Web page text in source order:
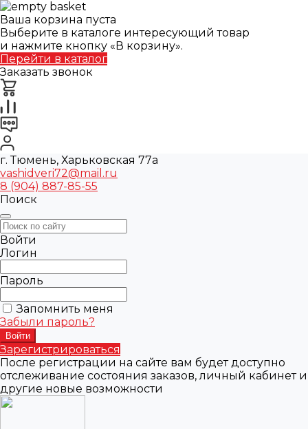
Ваша корзина пуста
Выберите в каталоге интересующий товар
и нажмите кнопку «В корзину».
Перейти в каталог
Заказать звонок
г. Тюмень, Харьковская 77а
vashidveri72@mail.ru
8 (904) 887-85-55
Поиск
Войти
Логин
Пароль
Запомнить меня
Забыли пароль?
Зарегистрироваться
После регистрации на сайте вам будет доступно
отслеживание состояния заказов, личный кабинет и
другие новые возможности